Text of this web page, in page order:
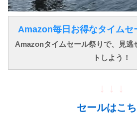
Amazon毎日お得なタイムセ
Amazonタイムセール祭りで、見逃
トしよう！
↓ ↓ ↓
セールはこ